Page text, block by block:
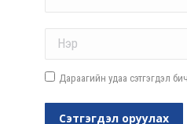
Дараагийн удаа сэтгэгдэл
Сэтгэгдэл оруулах